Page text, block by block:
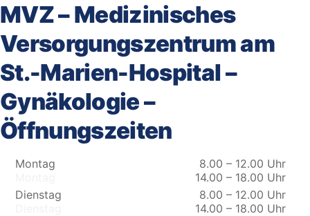
MVZ – Medizinisches
Versorgungszentrum am
St.-Marien-Hospital –
Gynäkologie –
Öffnungszeiten
Montag
Dienstag
8.00 – 12.00 Uhr
14.00 – 18.00 Uhr
8.00 – 12.00 Uhr
14.00 – 18.00 Uhr